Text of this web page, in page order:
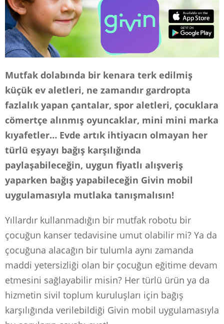
Mutfak dolabında bir kenara terk edilmiş
küçük ev aletleri, ne zamandır gardropta
fazlalık yapan çantalar, spor aletleri, çocuklara
cömertçe alınmış oyuncaklar, mini mini marka
kıyafetler… Evde artık ihtiyacın olmayan her
türlü eşyayı bağış karşılığında
paylaşabileceğin, uygun fiyatlı alışveriş
yaparken bağış yapabileceğin Givin mobil
uygulamasıyla mutlaka tanışmalısın!
Yıllardır kullanmadığın bir mutfak robotu bir
çocuğun kanser tedavisine umut olabilir mi? Ya da
çocuğuna alacağın bir tulumla aynı zamanda
maddi yetersizliği olan bir çocuğun eğitime devam
etmesini sağlayabilir misin? Her türlü ürün ya da
hizmetin sivil toplum kuruluşları için bağış
karşılığında verilebildiği Givin mobil uygulamasıyla